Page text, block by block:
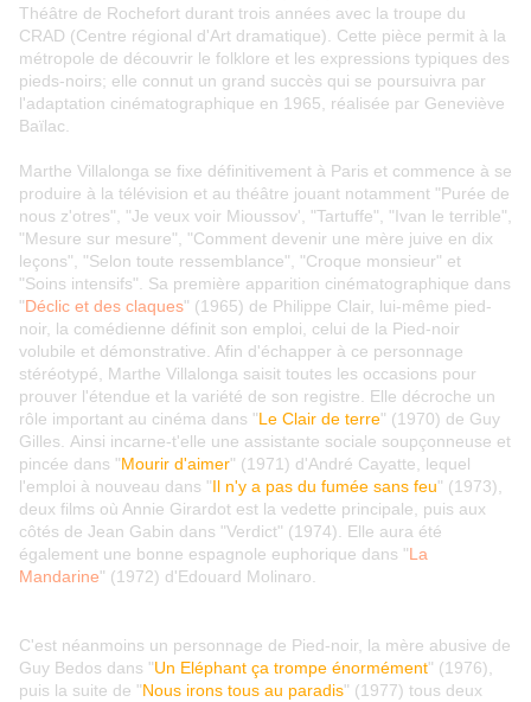
Théâtre de Rochefort durant trois années avec la troupe du
CRAD (Centre régional d'Art dramatique). Cette pièce permit à la
métropole de découvrir le folklore et les expressions typiques des
pieds-noirs; elle connut un grand succès qui se poursuivra par
l'adaptation cinématographique en 1965, réalisée par Geneviève
Baïlac.
Marthe Villalonga se fixe définitivement à Paris et commence à se
produire à la télévision et au théâtre jouant notamment "Purée de
nous z'otres", "Je veux voir Mioussov', "Tartuffe", "Ivan le terrible",
"Mesure sur mesure", "Comment devenir une mère juive en dix
leçons", "Selon toute ressemblance", "Croque monsieur" et
"Soins intensifs". Sa première apparition cinématographique dans
"Déclic et des claques" (1965) de Philippe Clair, lui-même pied-
noir, la comédienne définit son emploi, celui de la Pied-noir
volubile et démonstrative. Afin d'échapper à ce personnage
stéréotypé, Marthe Villalonga saisit toutes les occasions pour
prouver l'étendue et la variété de son registre. Elle décroche un
rôle important au cinéma dans "Le Clair de terre" (1970) de Guy
Gilles. Ainsi incarne-t'elle une assistante sociale soupçonneuse et
pincée dans "Mourir d'aimer" (1971) d'André Cayatte, lequel
l'emploi à nouveau dans "Il n'y a pas du fumée sans feu" (1973),
deux films où Annie Girardot est la vedette principale, puis aux
côtés de Jean Gabin dans "Verdict" (1974). Elle aura été
également une bonne espagnole euphorique dans "La
Mandarine" (1972) d'Edouard Molinaro.
C'est néanmoins un personnage de Pied-noir, la mère abusive de
Guy Bedos dans "Un Eléphant ça trompe énormément" (1976),
puis la suite de "Nous irons tous au paradis" (1977) tous deux